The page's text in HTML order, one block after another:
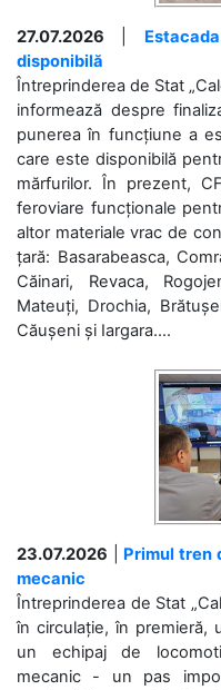
27.07.2026
disponibilă
Întreprinderea de Stat
informează despre
punerea în funcțiune a
care este disponibilă
mărfurilor. În prezent,
feroviare funcționale
altor materiale vrac de
țară: Basarabeasca,
Căinari, Revaca,
Mateuți, Drochia,
Căușeni și Iargara....
23.07.2026
Primul tren
mecanic
Întreprinderea de Stat
în circulație, în premieră,
un echipaj de
mecanic - un pas